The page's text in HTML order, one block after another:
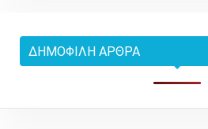
ΔΗΜΟΦΙΛΉ ΆΡΘΡΑ